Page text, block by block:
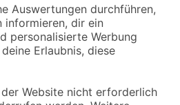
Samstag
Sonntag
Über Dr. Fressnapf ist es nicht
jeweilige Praxis oder Klinik.
oder Ihre Daten ändern möchten,